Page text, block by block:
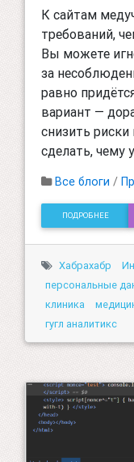
К сайтам
требований,
Вы можете
за
равно
вариант —
снизить
сделать, чему
Все блоги /
ПОДРОБНЕЕ
Хабрахабр
персональные
клиника
гугл аналитикс